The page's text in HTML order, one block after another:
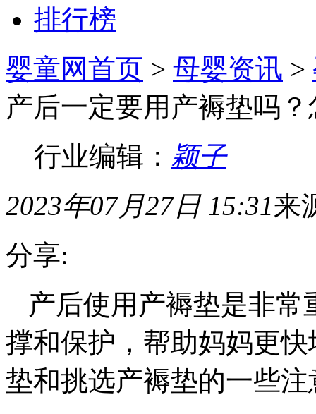
排行榜
婴童网首页 > 母婴资讯 >
产后一定要用产褥垫吗
行业编辑： 颖子
2023年07月27日 15:31来
分享:
产后使用产褥垫是非
撑和保护，帮助妈妈更
垫和挑选产褥垫的一些